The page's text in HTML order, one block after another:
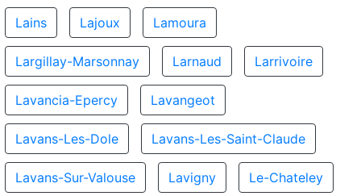
Lains Lajoux Lamoura
Largillay-Marsonnay Larnaud Larrivoire
Lavancia-Epercy Lavangeot
Lavans-Les-Dole Lavans-Les-Saint-Claude
Lavans-Sur-Valouse Lavigny Le-Chateley